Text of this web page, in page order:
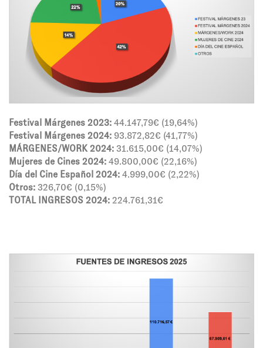
Festival Márgenes 2023: 44.147,79€ (19,64%)
Festival Márgenes 2024: 93.872,82€ (41,77%)
MÁRGENES/WORK 2024: 31.615,00€ (14,07%)
Mujeres de Cines 2024: 49.800,00€ (22,16%)
Día del Cine Español 2024: 4.999,00€ (2,22%)
Otros: 326,70€ (0,15%)
TOTAL INGRESOS 2024: 224.761,31€